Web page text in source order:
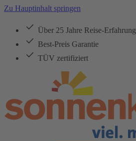
Zu Hauptinhalt springen
Über 25 Jahre Reise-Erfahrung
Best-Preis Garantie
TÜV zertifiziert